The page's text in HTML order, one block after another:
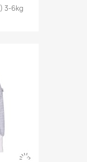
3-6kg